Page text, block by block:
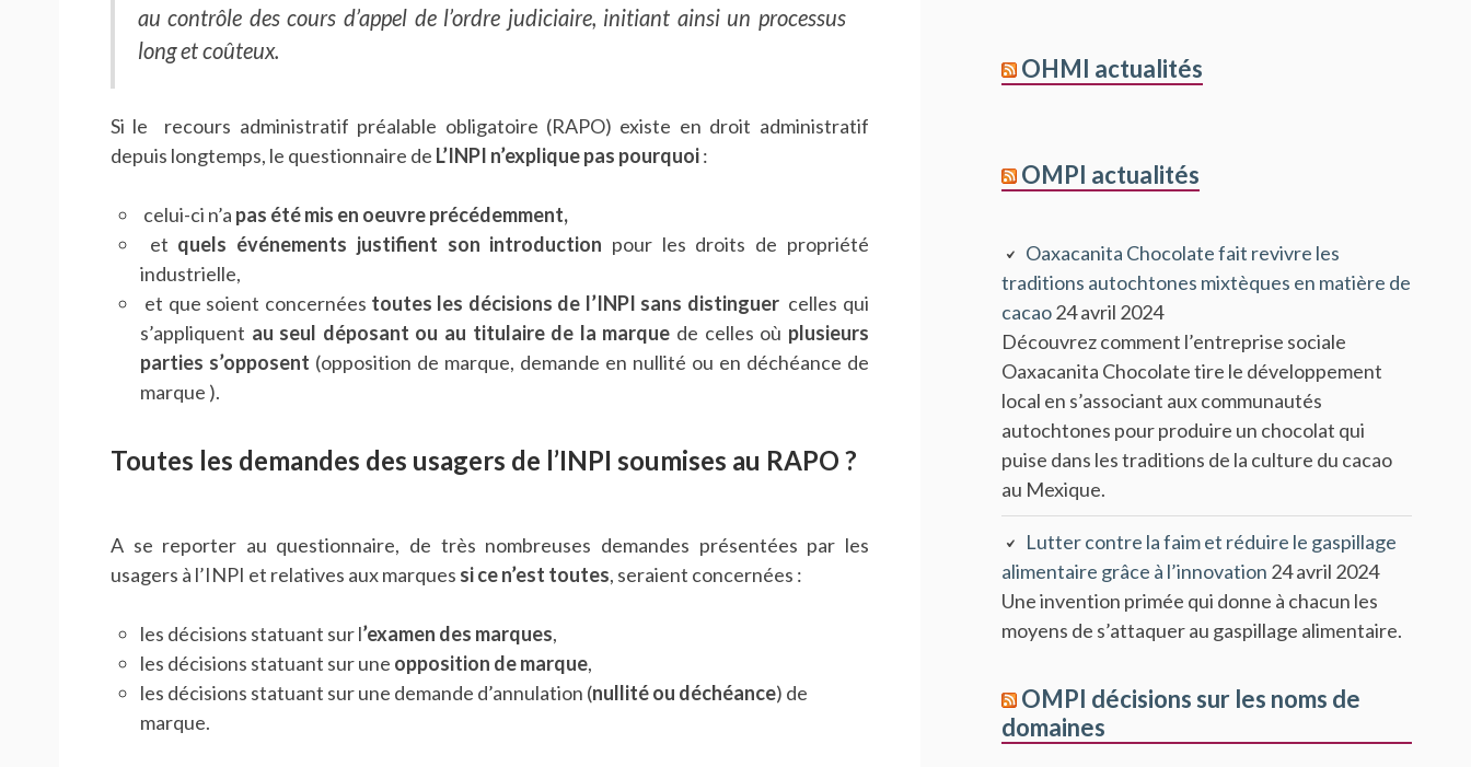
au contrôle des cours d’appel de l’ordre judiciaire, initiant ainsi un processus
long et coûteux.
Si le recours administratif préalable obligatoire (RAPO) existe en droit administratif
depuis longtemps, le questionnaire de L’INPI n’explique pas pourquoi:
celui-ci n’a pas été mis en oeuvre précédemment,
et quels événements justifient son introduction pour les droits de propriété
industrielle,
et que soient concernées toutes les décisions de l’INPI sans distinguer celles qui
s’appliquent au seul déposant ou au titulaire de la marque de celles où plusieurs
parties s’opposent (opposition de marque, demande en nullité ou en déchéance de
marque ).
Toutes les demandes des usagers de l’INPI soumises au RAPO ?
A se reporter au questionnaire, de très nombreuses demandes présentées par les
usagers à l’INPI et relatives aux marques si ce n’est toutes, seraient concernées :
les décisions statuant sur l’examen des marques,
les décisions statuant sur une opposition de marque,
les décisions statuant sur une demande d’annulation (nullité ou déchéance) de
marque.
OHMI actualités
OMPI actualités
Oaxacanita Chocolate fait revivre les
traditions autochtones mixtèques en matière de
cacao24 avril 2024
Découvrez comment l’entreprise sociale
Oaxacanita Chocolate tire le développement
local en s’associant aux communautés
autochtones pour produire un chocolat qui
puise dans les traditions de la culture du cacao
au Mexique.
Lutter contre la faim et réduire le gaspillage
alimentaire grâce à l’innovation 24 avril 2024
Une invention primée qui donne à chacun les
moyens de s’attaquer au gaspillage alimentaire.
OMPI décisions sur les noms de
domaines